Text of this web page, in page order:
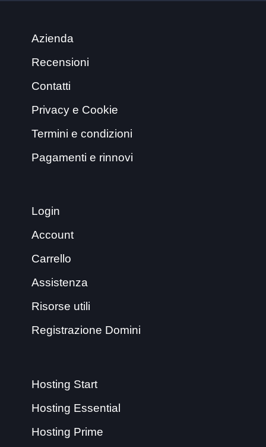
Azienda
Recensioni
Contatti
Privacy e Cookie
Termini e condizioni
Pagamenti e rinnovi
Login
Account
Carrello
Assistenza
Risorse utili
Registrazione Domini
Hosting Start
Hosting Essential
Hosting Prime